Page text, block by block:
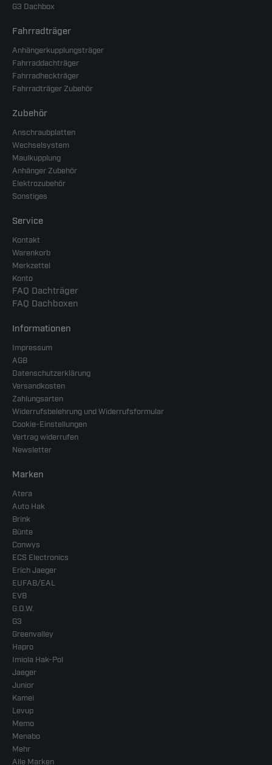
G3 Dachbox
Fahrradträger
Anhängerkupplungsträger
Fahrraddachträger
Fahrradheckträger
Fahrradträger Zubehör
Zubehör
Anschraubplatten
Wechselsystem
Maulkupplung
Anhänger Zubehör
Elektrozubehör
Sonstiges
Service
Kontakt
Warenkorb
Merkzettel
Konto
FAQ Dachträger
FAQ Dachboxen
Informationen
Impressum
AGB
Datenschutzerklärung
Versandkosten
Zahlungsarten
Widerrufsbelehrung und Widerrufsformular
Cookie-Einstellungen
Vertrag widerrufen
Newsletter
Marken
Atera
Auto Hak
Brink
Bünte
Conwys
ECS Electronics
Erich Jaeger
EUFAB/EAL
EVB
G.D.W.
G3
Greenvalley
Hapro
Imiola Hak-Pol
Jaeger
Junior
Kamei
Levup
Memo
Menabo
Mehr
Alle Marken